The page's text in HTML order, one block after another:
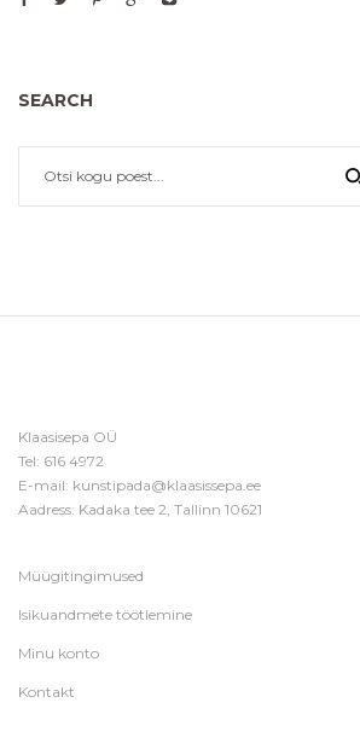
SEARCH
Klaasisepa OÜ
Tel: 616 4972
E-mail: kunstipada@klaasissepa.ee
Aadress: Kadaka tee 2, Tallinn 10621
Müügitingimused
Isikuandmete töötlemine
Minu konto
Kontakt